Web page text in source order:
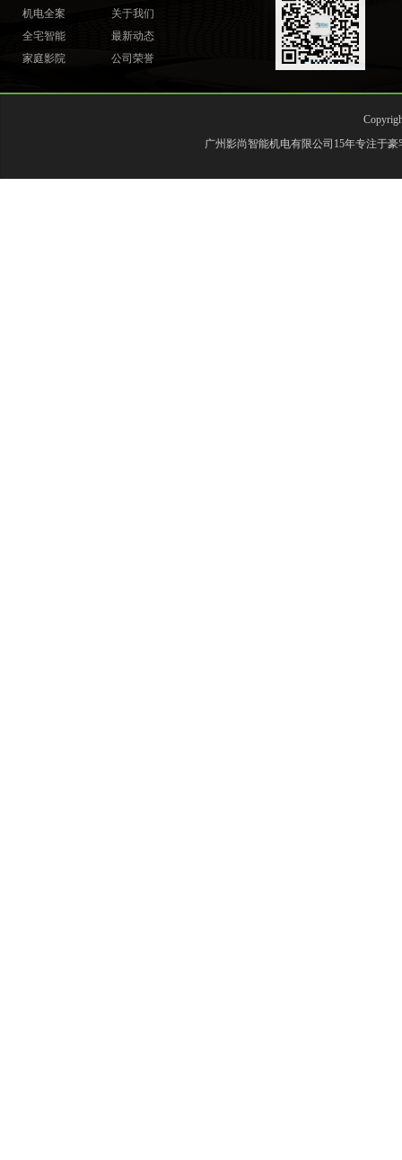
机电全案
全宅智能
家庭影院
关于我们
最新动态
公司荣誉
广州影尚智能机电有限公司15年专注于